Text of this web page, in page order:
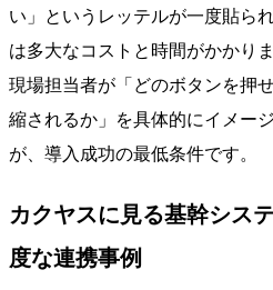
い」というレッテルが一度貼ら
は多大なコストと時間がかかりま
現場担当者が「どのボタンを押
縮されるか」を具体的にイメー
が、導入成功の最低条件です。
カクヤスに見る基幹シス
度な連携事例